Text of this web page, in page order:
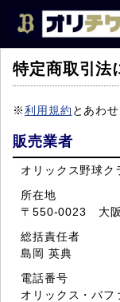
特定商取引法
※利用規約 とあわ
販売業者
オリックス野球ク
所在地
〒550-0023 大阪
総括責任者
島岡 英典
電話番号
オリックス・バ